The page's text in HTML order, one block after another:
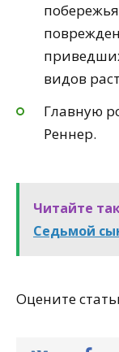
видов
Главную
Реннер.
Читайте
Седьмой
Оцените